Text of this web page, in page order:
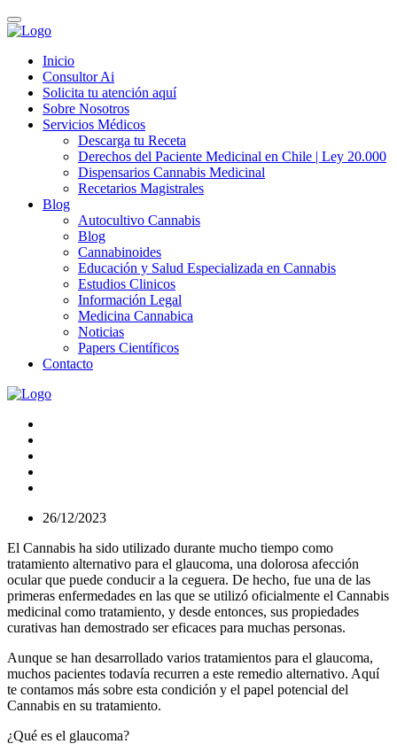
Inicio
Consultor Ai
Solicita tu atención aquí
Sobre Nosotros
Servicios Médicos
Descarga tu Receta
Derechos del Paciente Medicinal en Chile | Ley 20.000
Dispensarios Cannabis Medicinal
Recetarios Magistrales
Blog
Autocultivo Cannabis
Blog
Cannabinoides
Educación y Salud Especializada en Cannabis
Estudios Clinicos
Información Legal
Medicina Cannabica
Noticias
Papers Científicos
Contacto
26/12/2023
El Cannabis ha sido utilizado durante mucho tiempo como
tratamiento alternativo para el glaucoma, una dolorosa afección
ocular que puede conducir a la ceguera. De hecho, fue una de las
primeras enfermedades en las que se utilizó oficialmente el Cannabis
medicinal como tratamiento, y desde entonces, sus propiedades
curativas han demostrado ser eficaces para muchas personas.
Aunque se han desarrollado varios tratamientos para el glaucoma,
muchos pacientes todavía recurren a este remedio alternativo. Aquí
te contamos más sobre esta condición y el papel potencial del
Cannabis en su tratamiento.
¿Qué es el glaucoma?